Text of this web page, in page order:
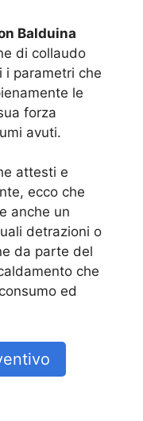
Balduina
di collaudo
parametri che
le
forza
avuti.
attesti e
ecco che
anche un
detrazioni o
da parte del
che
ed